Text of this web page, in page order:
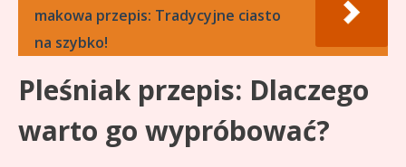
makowa przepis: Tradycyjne ciasto
na szybko!
Pleśniak przepis: Dlaczego
warto go wypróbować?